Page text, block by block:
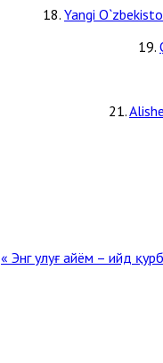
18. Yangi
19.
21.
« Энг улуғ айём – ийд